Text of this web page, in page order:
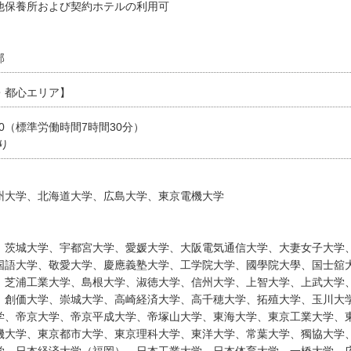
保養所および契約ホテルの利用可
心エリア】
標準労働時間7時間30分）
大学、北海道大学、広島大学、東京電機大学
茨城大学、宇都宮大学、愛媛大学、大阪電気通信大学、大妻女子大
語大学、敬愛大学、慶應義塾大学、工学院大学、國學院大學、国士
芝浦工業大学、島根大学、淑徳大学、信州大学、上智大学、上武大
創価大学、崇城大学、高崎経済大学、高千穂大学、拓殖大学、玉川
、帝京大学、帝京平成大学、帝塚山大学、東海大学、東京工業大学
大学、東京都市大学、東京理科大学、東洋大学、常葉大学、獨協大